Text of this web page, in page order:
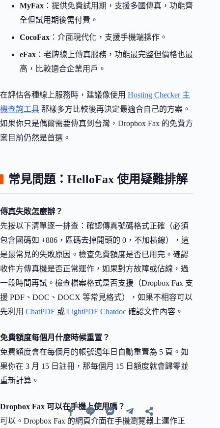
MyFax ：提供免費試用期，支援多國傳真，功能齊
全但試用期後需付費。
CocoFax ：介面現代化，支援手機端操作。
eFax ：老牌線上傳真服務，功能最完整但價格也最
高，比較適合企業用戶。
在評估各種線上服務時，建議像使用 Hosting Checker 主
機查詢工具 那樣多方比較後再決定最適合自己的方案。
如果你只是偶爾需要傳真到台灣，Dropbox Fax 的免費方
案目前仍然是首選。
常見問題：HelloFax 使用疑難排解
傳真失敗怎麼辦？
先按以下清單逐一排查：確認傳真號碼格式正確（必須
包含國碼如 +886，區碼去掉開頭的 0，不加橫線），這
是最常見的失敗原因。檢查免費額度是否已用完。確認
收件方傳真機是否正常運作，如果對方故障或佔線，過
一段時間再試。檢查檔案格式是否支援（Dropbox Fax 支
援 PDF、DOC、DOCX 等常見格式），如果不相容可以
先利用 ChatPDF 或 LightPDF Chatdoc 確認文件內容。
免費額度每個月什麼時候重置？
免費額度會在每個月的帳號週年日自動重置為 5 頁。如
果你在 3 月 15 日註冊，那每個月 15 日額度就會歸零並
重新計算。
Dropbox Fax 可以在手機上使用嗎？
可以。Dropbox Fax 的網頁介面在手機瀏覽器上運作正